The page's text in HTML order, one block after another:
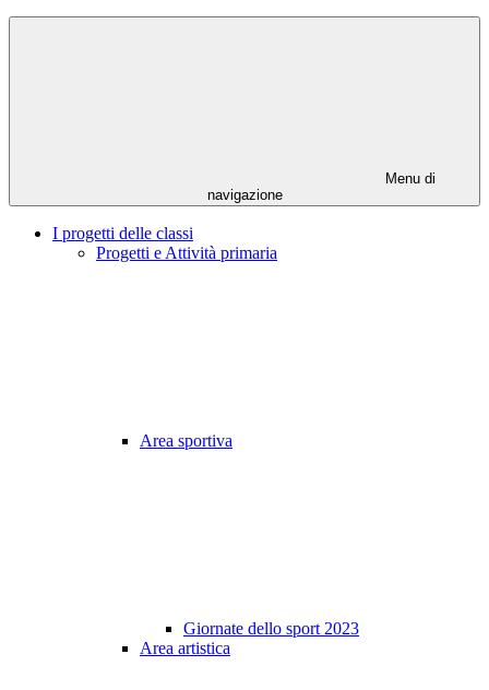
Menu di
navigazione
I progetti delle classi
Progetti e Attività primaria
Area sportiva
Giornate dello sport 2023
Area artistica